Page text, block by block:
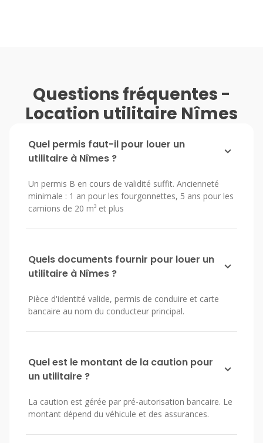
Questions fréquentes -
Location utilitaire Nîmes
Quel permis faut-il pour louer un
utilitaire à Nîmes ?
Un permis B en cours de validité suffit. Ancienneté
minimale : 1 an pour les fourgonnettes, 5 ans pour les
camions de 20 m³ et plus
Quels documents fournir pour louer un
utilitaire à Nîmes ?
Pièce d'identité valide, permis de conduire et carte
bancaire au nom du conducteur principal.
Quel est le montant de la caution pour
un utilitaire ?
La caution est gérée par pré-autorisation bancaire. Le
montant dépend du véhicule et des assurances.